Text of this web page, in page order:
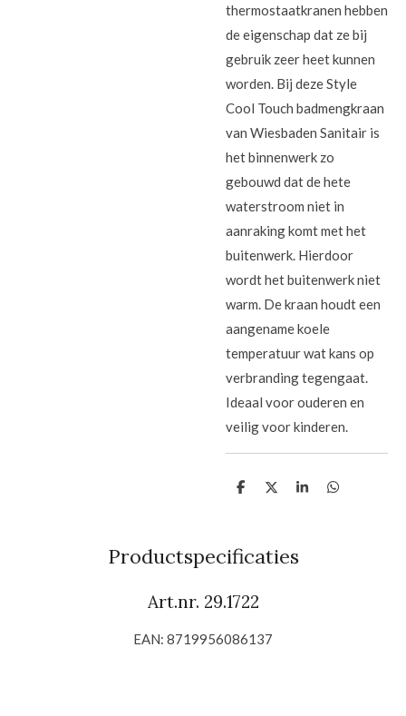
thermostaatkranen hebben
de eigenschap dat ze bij
gebruik zeer heet kunnen
worden. Bij deze Style
Cool Touch badmengkraan
van Wiesbaden Sanitair is
het binnenwerk zo
gebouwd dat de hete
waterstroom niet in
aanraking komt met het
buitenwerk. Hierdoor
wordt het buitenwerk niet
warm. De kraan houdt een
aangename koele
temperatuur wat kans op
verbranding tegengaat.
Ideaal voor ouderen en
veilig voor kinderen.
D
n
D
S
D
Productspecificaties
Art.nr. 29.1722
EAN: 8719956086137